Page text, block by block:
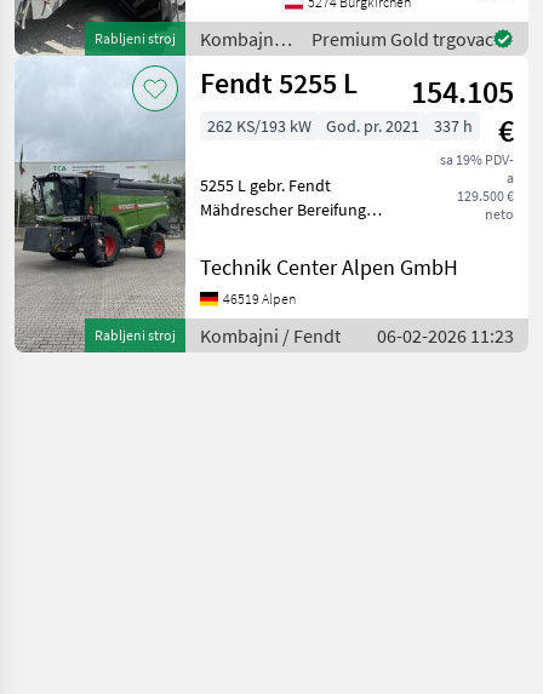
Zitni
Kombajni
Kombajni
L
ODABERITE
KATEGORIJU
Fendt
Claas
Rabljeni stroj
Spreuverteiler - 3 Trommel
Dreschsys
Kombajni /
Fendt
Premium Gold trgovac
Rabljeni stroj
Fendt 5255 L
154.105
€
sa 19% PDV-
a
129.500 €
neto
262 KS/193 kW God. pr. 2021 337 h
5255 L gebr. Fendt
Mähdrescher Bereifung
hinten: 460/70 R24
automatische
Anhängekupplung Proline
Kabine Luftsitz
Durchsatzanzeige
Technik Center Alpen GmbH
46519 Alpen
Kombajni / Fendt 06-02-2026 11:23